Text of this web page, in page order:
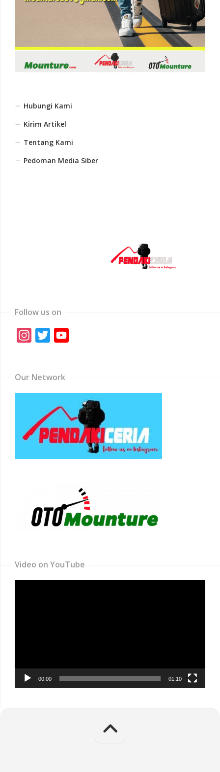
Hubungi Kami
Kirim Artikel
Tentang Kami
Pedoman Media Siber
Follow us on
Instagram
Twitter
Our Network
Video on YouTube
00:00 01:10